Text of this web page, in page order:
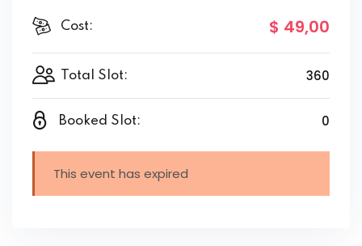
Cost: $ 49,00
Total Slot: 360
Booked Slot: 0
This event has expired